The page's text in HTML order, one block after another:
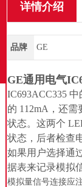
详情介绍
品牌 GE
GE通用电气
IC693ACC335
的 112mA，还
状态。这两个
状态，后者检查
如果用户选择通
据表来记录模拟
模拟量信号连接应